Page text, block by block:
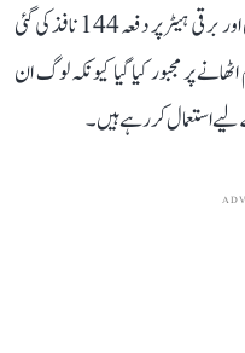
حاصل ہے جہاں مخصوص قسم کے برقی تاروں اور برقی ہیٹر پر دفعہ 144 نافذ کی گئی
پر مجبور کیا گیا کیونکہ لوگ ان
استعمال کر رہے ہیں۔